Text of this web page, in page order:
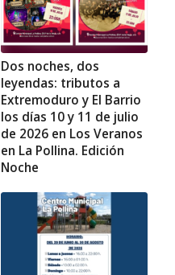
Dos noches, dos
leyendas: tributos a
Extremoduro y El Barrio
los días 10 y 11 de julio
de 2026 en Los Veranos
en La Pollina. Edición
Noche